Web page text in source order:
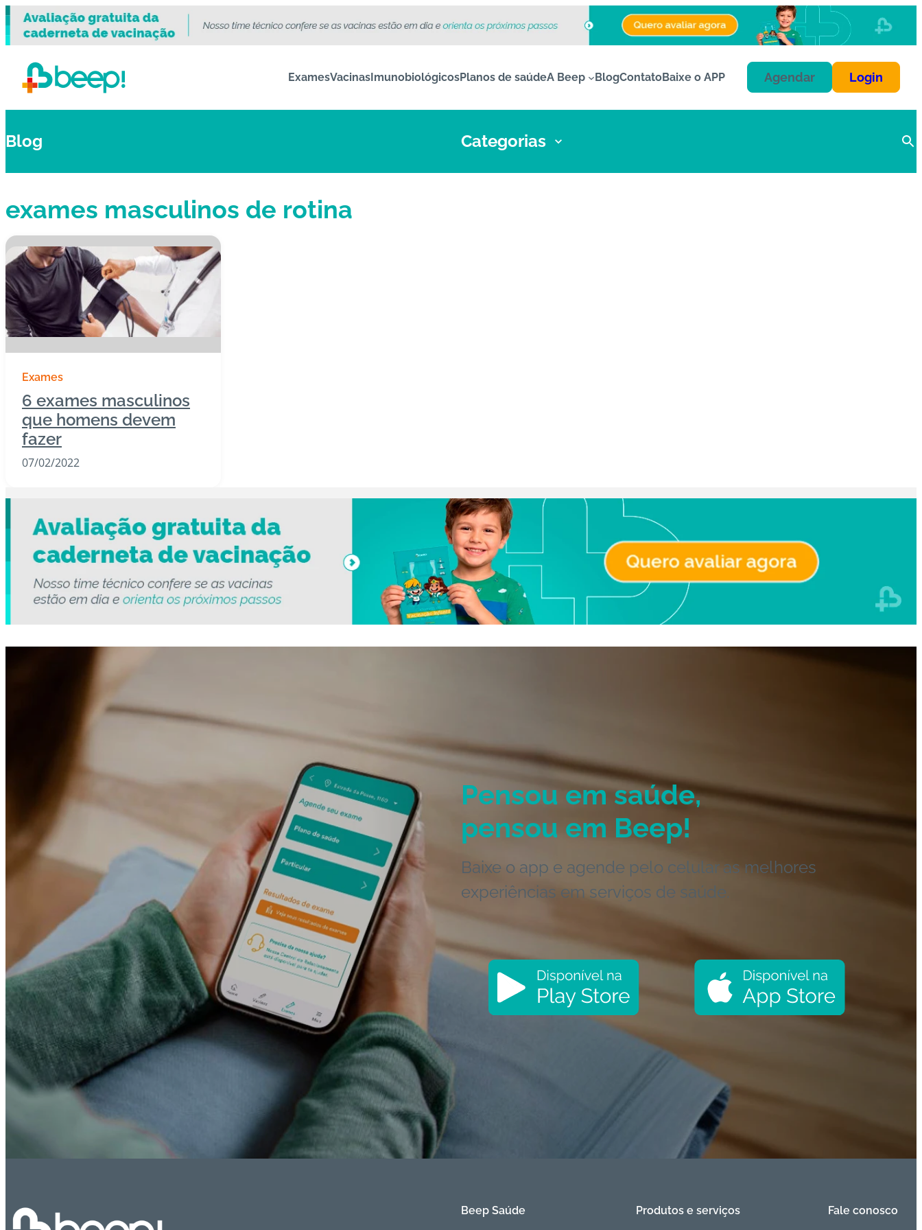
ExamesVacinasImunobiológicosPlanos de saúdeA Beep BlogContatoBaixe o APP Agendar Login
Blog Categorias
exames masculinos de rotina
Exames
6 exames masculinos
que homens devem
fazer
07/02/2022
Pensou em saúde,
pensou em Beep!
Baixe o app e agende pelo celular as melhores
experiências em serviços de saúde.
Beep Saúde Produtos e serviços Fale conosco